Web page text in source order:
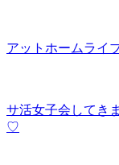
アットホームライ
サ活女子会してき
♡